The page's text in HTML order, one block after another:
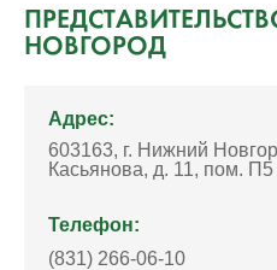
НОВГОРОД
Адрес:
603163, г. Нижний
Касьянова, д. 11, пом. П5
Телефон:
(831) 266-06-10